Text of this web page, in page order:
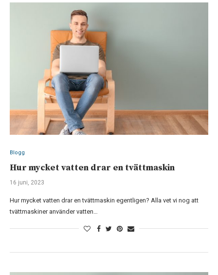
Blogg
Hur mycket vatten drar en tvättmaskin
16 juni, 2023
Hur mycket vatten drar en tvättmaskin egentligen? Alla vet vi nog att
tvättmaskiner använder vatten…